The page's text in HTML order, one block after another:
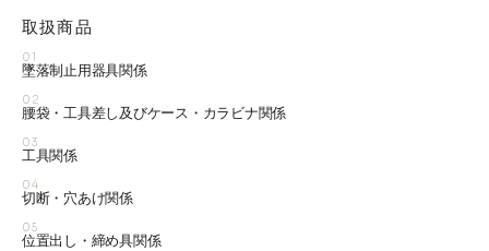
取扱商品
01
墜落制止用器具関係
02
腰袋・工具差し及びケース・カラビナ関係
03
工具関係
04
切断・穴あけ関係
05
位置出し・締め具関係